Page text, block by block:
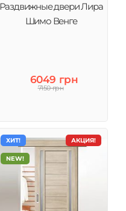
Раздвижные двери Лира
Шимо Венге
6049 грн
7150 грн
АКЦИЯ!
ХИТ!
NEW!